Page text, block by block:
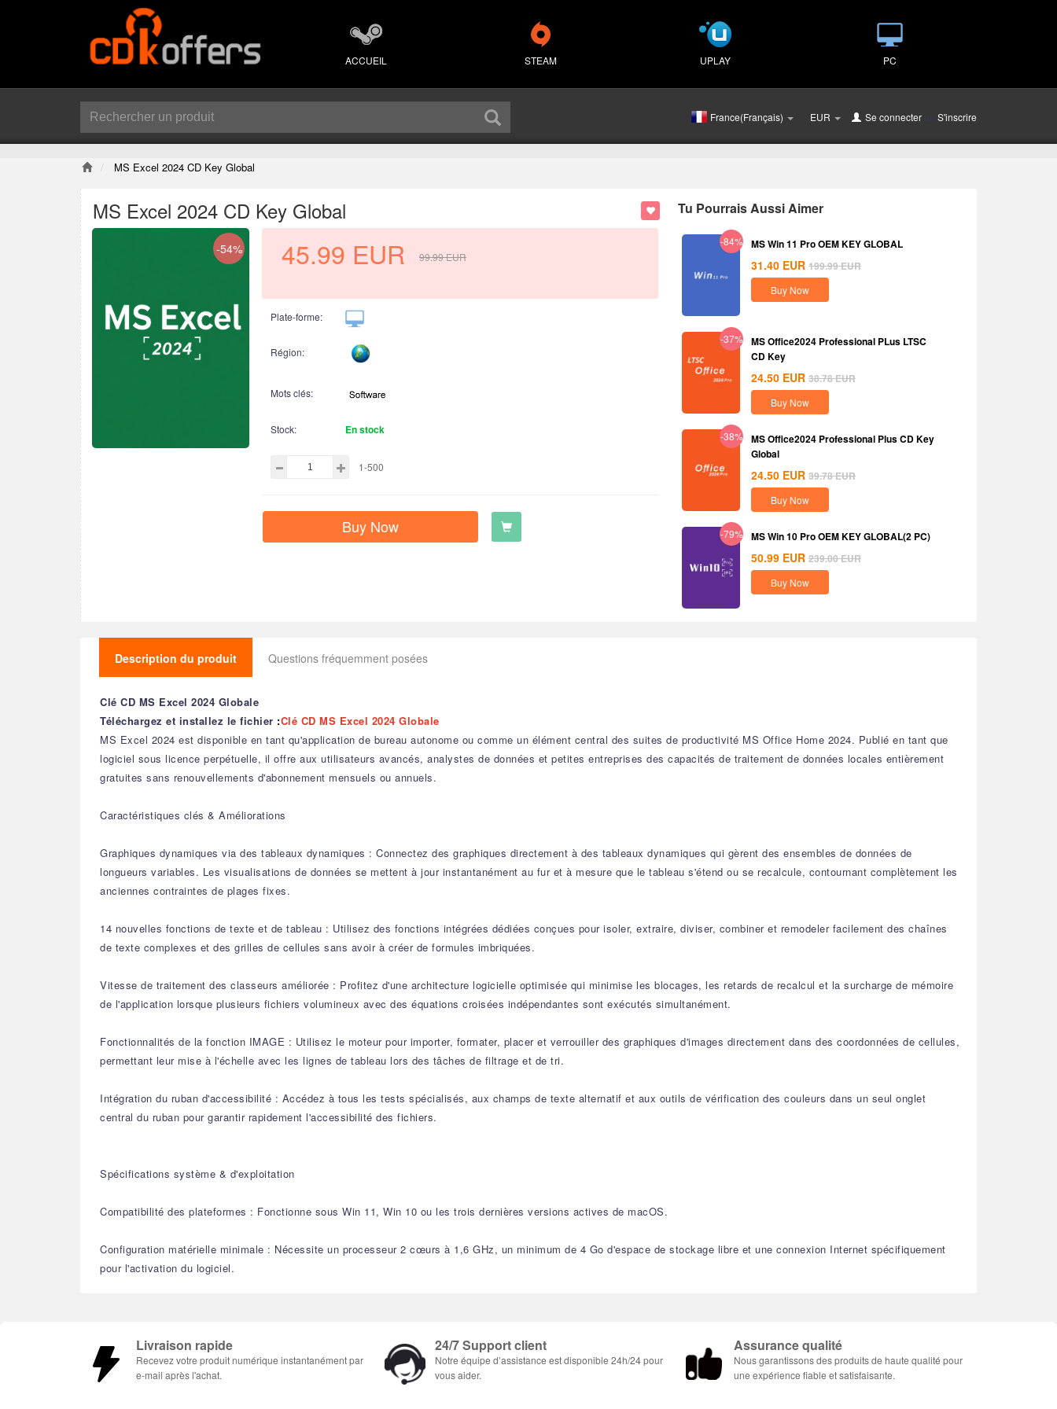
ACCUEIL STEAM UPLAY PC
France(Français) EUR Se connecter ou S'inscrire
MS Excel 2024 CD Key Global
MS Excel 2024 CD Key Global
-54% 45.99 EUR 99.99EUR
Plate-forme:
Région:
Mots clés:
Stock: En stock
1-500
Buy Now
Tu Pourrais Aussi Aimer
-84% MS Win 11 Pro OEM KEY GLOBAL
31.40 EUR 199.99EUR
Buy Now
-37%
MS Office2024 Professional PLus LTSC
CD Key
24.50 EUR 38.78EUR
Buy Now
-38%
MS Office2024 Professional Plus CD Key
Global
24.50 EUR 39.78EUR
Buy Now
-79% MS Win 10 Pro OEM KEY GLOBAL(2 PC)
50.99 EUR 239.00EUR
Buy Now
Description du produit Questions fréquemment posées
Clé CD MS Excel 2024 Globale
Téléchargez et installez le fichier :Clé CD MS Excel 2024 Globale
MS Excel 2024 est disponible en tant qu'application de bureau autonome ou comme un élément central des suites de productivité MS Office Home 2024. Publié en tant que
logiciel sous licence perpétuelle, il offre aux utilisateurs avancés, analystes de données et petites entreprises des capacités de traitement de données locales entièrement
gratuites sans renouvellements d'abonnement mensuels ou annuels.
Caractéristiques clés & Améliorations
Graphiques dynamiques via des tableaux dynamiques : Connectez des graphiques directement à des tableaux dynamiques qui gèrent des ensembles de données de
longueurs variables. Les visualisations de données se mettent à jour instantanément au fur et à mesure que le tableau s'étend ou se recalcule, contournant complètement les
anciennes contraintes de plages fixes.
14 nouvelles fonctions de texte et de tableau : Utilisez des fonctions intégrées dédiées conçues pour isoler, extraire, diviser, combiner et remodeler facilement des chaînes
de texte complexes et des grilles de cellules sans avoir à créer de formules imbriquées.
Vitesse de traitement des classeurs améliorée : Profitez d'une architecture logicielle optimisée qui minimise les blocages, les retards de recalcul et la surcharge de mémoire
de l'application lorsque plusieurs fichiers volumineux avec des équations croisées indépendantes sont exécutés simultanément.
Fonctionnalités de la fonction IMAGE : Utilisez le moteur pour importer, formater, placer et verrouiller des graphiques d'images directement dans des coordonnées de cellules,
permettant leur mise à l'échelle avec les lignes de tableau lors des tâches de filtrage et de tri.
Intégration du ruban d'accessibilité : Accédez à tous les tests spécialisés, aux champs de texte alternatif et aux outils de vérification des couleurs dans un seul onglet
central du ruban pour garantir rapidement l'accessibilité des fichiers.
Spécifications système & d'exploitation
Compatibilité des plateformes : Fonctionne sous Win 11, Win 10 ou les trois dernières versions actives de macOS.
Configuration matérielle minimale : Nécessite un processeur 2 cœurs à 1,6 GHz, un minimum de 4 Go d'espace de stockage libre et une connexion Internet spécifiquement
pour l'activation du logiciel.
Livraison rapide
Recevez votre produit numérique instantanément par
e-mail après l'achat.
24/7 Support client
Notre équipe d’assistance est disponible 24h/24 pour
vous aider.
Assurance qualité
Nous garantissons des produits de haute qualité pour
une expérience fiable et satisfaisante.